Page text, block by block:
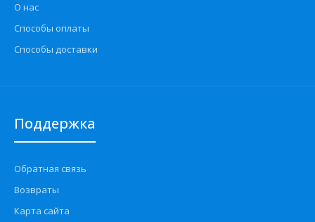
О нас
Способы оплаты
Способы доставки
Поддержка
Обратная связь
Возвраты
Карта сайта